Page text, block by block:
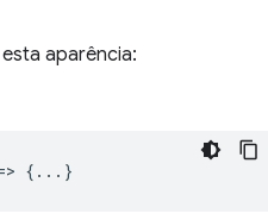
aparência:
{...}